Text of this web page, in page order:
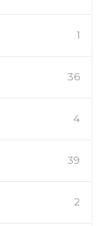
1
36
4
39
2